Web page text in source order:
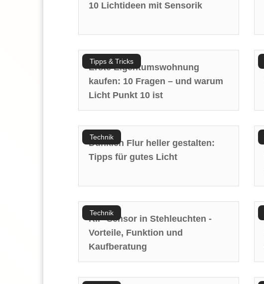
10 Lichtideen mit Sensorik
Tipps & Tricks
Erste Eigentumswohnung
kaufen: 10 Fragen – und warum
Licht Punkt 10 ist
Technik
Dunklen Flur heller gestalten:
Tipps für gutes Licht
Technik
RIP-Sensor in Stehleuchten -
Vorteile, Funktion und
Kaufberatung